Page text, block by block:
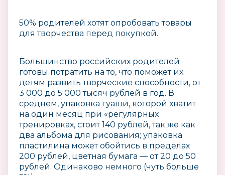
50% родителей хотят опробовать товары
для творчества перед покупкой.
Большинство российских родителей
готовы потратить на то, что поможет их
детям развить творческие способности, от
3 000 до 5 000 тысяч рублей в год. В
среднем, упаковка гуаши, которой хватит
на один месяц при «регулярных
тренировках, стоит 140 рублей, так же как
два альбома для рисования; упаковка
пластилина может обойтись в пределах
200 рублей, цветная бумага — от 20 до 50
рублей. Одинаково немного (чуть больше